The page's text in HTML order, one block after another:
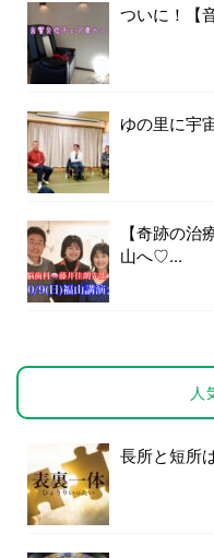
ついに！【
ゆの里に宇
【奇跡の
山へ♡...
人
長所と短所